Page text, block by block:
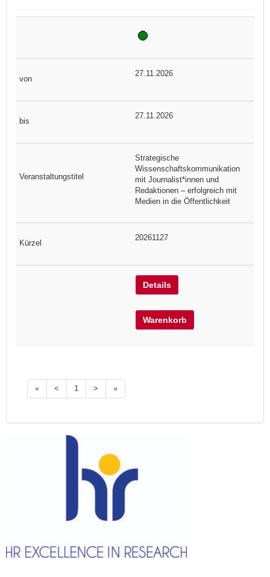
27.11.2026
27.11.2026
Strategische
Wissenschaftskommunikation
mit Journalist*innen und
Redaktionen – erfolgreich mit
Medien in die Öffentlichkeit
20261127
Details
Warenkorb
« < 1 > »